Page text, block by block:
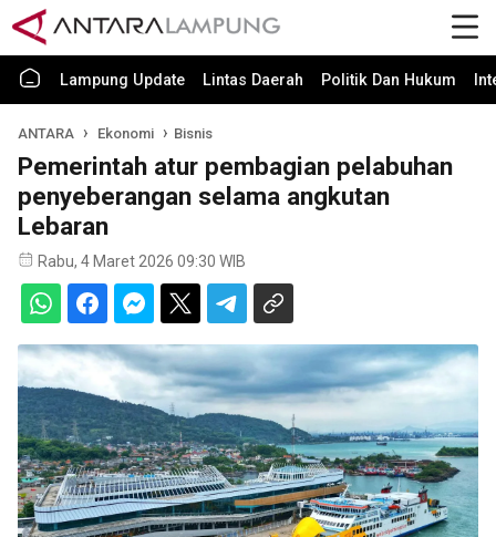
Lampung Update Lintas Daerah Politik Dan Hukum
ANTARA Ekonomi Bisnis
Pemerintah atur pembagian pelabuhan
penyeberangan selama angkutan
Lebaran
Rabu, 4 Maret 2026 09:30 WIB